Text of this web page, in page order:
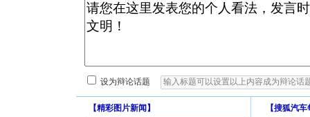
设为辩论话题
【精彩图片新闻 】 【搜狐汽车